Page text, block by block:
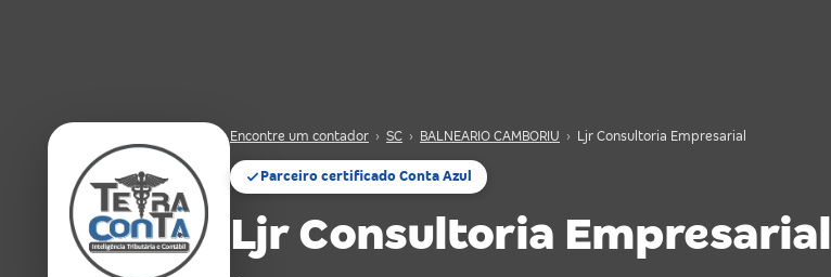
Encontre um contador › SC › BALNEARIO CAMBORIU › Ljr Consultoria Empresarial
Parceiro certificado Conta Azul
Ljr Consultoria Empresarial